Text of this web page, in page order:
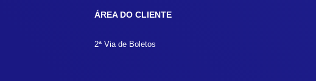
ÁREA DO CLIENTE
2ª Via de Boletos